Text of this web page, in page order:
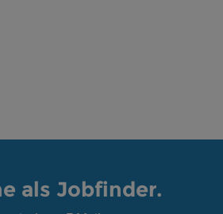
als Jobfinder.